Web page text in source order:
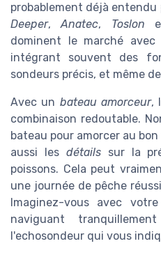
probablement déjà entendu
Deeper,Anatec, Toslon
dominent le marché
intégrant souvent des
sondeurs précis, et même
Avec un bateau amorceur,
combinaison redoutable.
bateau pour amorcer au
aussi les détailssur la
poissons. Cela peut
une journée de pêche
Imaginez-vous avec votre
naviguant
l'echosondeur qui vous